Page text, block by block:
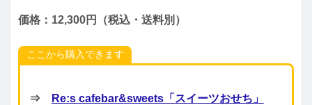
価格：12,300円（税込・送料別）
ここから購入できます
⇒ Re:s cafebar&sweets「スイーツおせち」